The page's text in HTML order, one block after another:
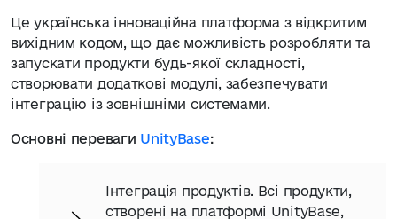
Це українська інноваційна платформа з відкритим
вихідним кодом, що дає можливість розробляти та
запускати продукти будь-якої складності,
створювати додаткові модулі, забезпечувати
інтеграцію із зовнішніми системами.
Основні переваги UnityBase:
Інтеграція продуктів. Всі продукти,
створені на платформі UnityBase,